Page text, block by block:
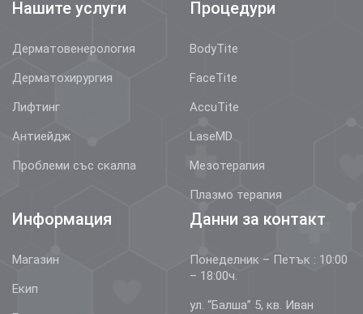
Нашите услуги
Дерматовенерология
Дерматохирургия
Лифтинг
Антиейдж
Проблеми със скалпа
Процедури
BodyTite
FaceTite
AccuTite
LaseMD
Мезотерапия
Плазмо терапия
Информация
Магазин
Екип
Данни за контакт
Понеделник – Петък : 10:00
– 18:00ч.
ул. “Балша” 5, кв. Иван